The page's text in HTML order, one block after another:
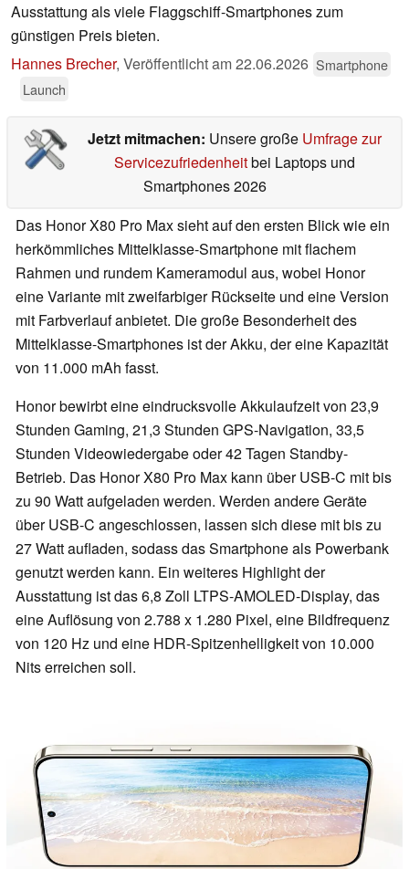
Ausstattung als viele Flaggschiff-Smartphones zum
günstigen Preis bieten.
Hannes Brecher, Veröffentlicht am22.06.2026 Smartphone
Launch
Jetzt mitmachen: Unsere große Umfrage zur
Servicezufriedenheitbei Laptops und
Smartphones 2026
Das Honor X80 Pro Max sieht auf den ersten Blick wie ein
herkömmliches Mittelklasse-Smartphone mit flachem
Rahmen und rundem Kameramodul aus, wobei Honor
eine Variante mit zweifarbiger Rückseite und eine Version
mit Farbverlauf anbietet. Die große Besonderheit des
Mittelklasse-Smartphones ist der Akku, der eine Kapazität
von 11.000 mAh fasst.
Honor bewirbt eine eindrucksvolle Akkulaufzeit von 23,9
Stunden Gaming, 21,3 Stunden GPS-Navigation, 33,5
Stunden Videowiedergabe oder 42 Tagen Standby-
Betrieb. Das Honor X80 Pro Max kann über USB-C mit bis
zu 90 Watt aufgeladen werden. Werden andere Geräte
über USB-C angeschlossen, lassen sich diese mit bis zu
27 Watt aufladen, sodass das Smartphone als Powerbank
genutzt werden kann. Ein weiteres Highlight der
Ausstattung ist das 6,8 Zoll LTPS-AMOLED-Display, das
eine Auflösung von 2.788 x 1.280 Pixel, eine Bildfrequenz
von 120 Hz und eine HDR-Spitzenhelligkeit von 10.000
Nits erreichen soll.